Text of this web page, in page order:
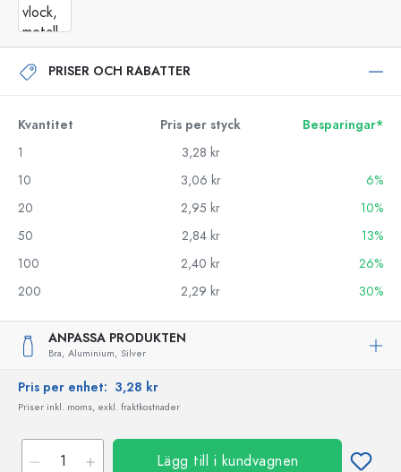
PRISER OCH RABATTER
Kvantitet Pris per styck
Besparingar*
1
3,28 kr
10
3,06 kr
6%
20
2,95 kr
10%
50
2,84 kr
13%
100
2,40 kr
26%
200
2,29 kr 30%
ANPASSA PRODUKTEN
Bra, Aluminium, Silver
Pris per enhet: 3,28 kr
Priser inkl. moms, exkl. fraktkostnader
Lägg till i kundvagnen